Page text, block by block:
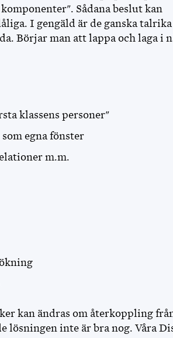
Sådana beslut kan
I gengäld är de ganska
Börjar man att lappa och laga i
klassens personer"
egna fönster
m.m.
kan ändras om återkoppling
lösningen inte är bra nog. Våra